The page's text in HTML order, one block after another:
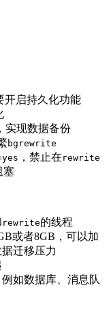
开启持久化功能
实现数据备份
bgrewrite
，禁止在 rewrite
塞
rewrite的线程
或者8GB，可以加
迁移压力
如数据库、消息队